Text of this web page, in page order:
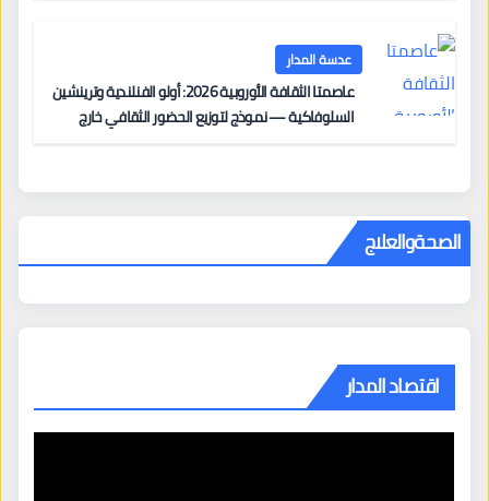
عدسة المدار
عاصمتا الثقافة الأوروبية 2026: أولو الفنلندية وترينشين
السلوفاكية — نموذج لتوزيع الحضور الثقافي خارج
الصحةوالعلاج
اقتصاد المدار